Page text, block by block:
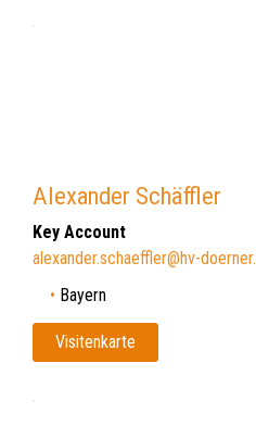
Alexander Schäffler
Key Account
alexander.schaeffler@hv-
Bayern
Visitenkarte